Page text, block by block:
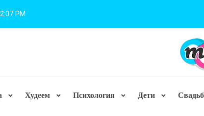
PM
Худеем Психология Дети